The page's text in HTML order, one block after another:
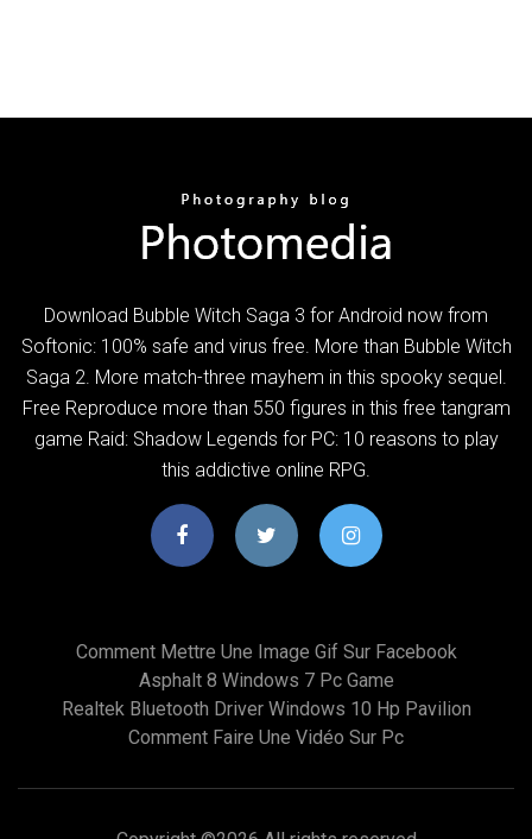
Download Bubble Witch Saga 3 for Android now from
Softonic: 100% safe and virus free. More than Bubble Witch
Saga 2. More match-three mayhem in this spooky sequel.
Free Reproduce more than 550 figures in this free tangram
game Raid: Shadow Legends for PC: 10 reasons to play
this addictive online RPG.
Comment Mettre Une Image Gif Sur Facebook
Asphalt 8 Windows 7 Pc Game
Realtek Bluetooth Driver Windows 10 Hp Pavilion
Comment Faire Une Vidéo Sur Pc